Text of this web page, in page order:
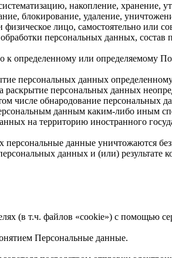
накопление, хранение,
блокирование, удаление,
лицо, самостоятельно или
персональных данных,
или определяемому
персональных данных
персональных данных
числе обнародование персональных
данным каким-либо иным
на территорию иностранного
данные уничтожаются
данных и (или) результате
(в т.ч. файлов «cookie») с помощью
Персональные данные.